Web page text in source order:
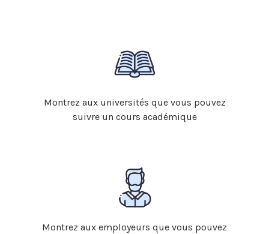
Montrez aux universités que vous pouvez
suivre un cours académique
Montrez aux employeurs que vous pouvez